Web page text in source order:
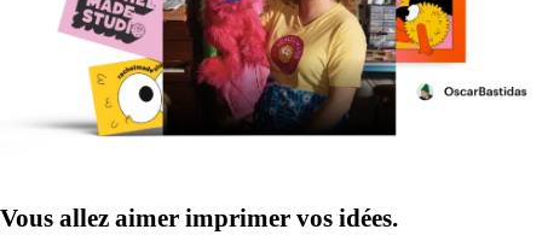
Vous allez aimer imprimer vos idées.